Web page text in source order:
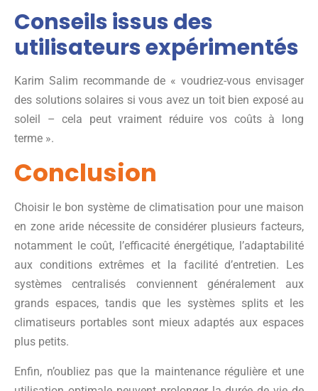
Conseils issus des
utilisateurs expérimentés
Karim Salim recommande de « voudriez-vous envisager
des solutions solaires si vous avez un toit bien exposé au
soleil – cela peut vraiment réduire vos coûts à long
terme ».
Conclusion
Choisir le bon système de climatisation pour une maison
en zone aride nécessite de considérer plusieurs facteurs,
notamment le coût, l’efficacité énergétique, l’adaptabilité
aux conditions extrêmes et la facilité d’entretien. Les
systèmes centralisés conviennent généralement aux
grands espaces, tandis que les systèmes splits et les
climatiseurs portables sont mieux adaptés aux espaces
plus petits.
Enfin, n’oubliez pas que la maintenance régulière et une